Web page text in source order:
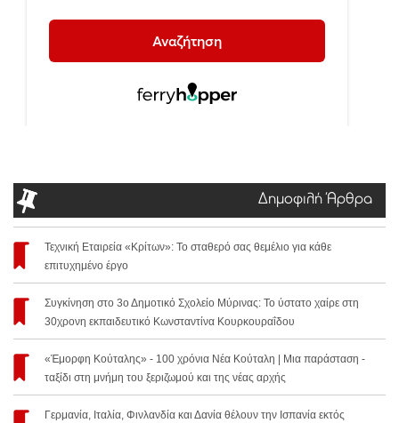
Δημοφιλή Άρθρα
Τεχνική Εταιρεία «Κρίτων»: Το σταθερό σας θεμέλιο για κάθε
επιτυχημένο έργο
Συγκίνηση στο 3ο Δημοτικό Σχολείο Μύρινας: Το ύστατο χαίρε στη
30χρονη εκπαιδευτικό Κωνσταντίνα Κουρκουραΐδου
«Έμορφη Κούταλης» - 100 χρόνια Νέα Κούταλη | Μια παράσταση -
ταξίδι στη μνήμη του ξεριζωμού και της νέας αρχής
Γερμανία, Ιταλία, Φινλανδία και Δανία θέλουν την Ισπανία εκτός